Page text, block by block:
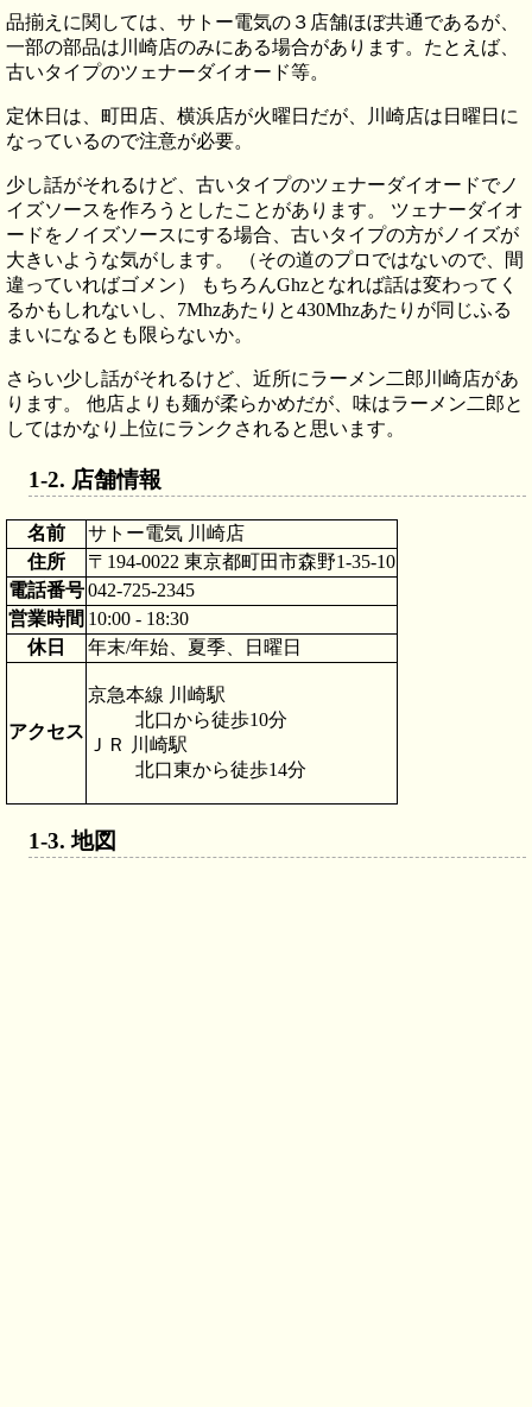
品揃えに関しては、サトー電気の３店舗ほぼ共通であるが、
一部の部品は川崎店のみにある場合があります。たとえば、
古いタイプのツェナーダイオード等。
定休日は、町田店、横浜店が火曜日だが、川崎店は日曜日に
なっているので注意が必要。
少し話がそれるけど、古いタイプのツェナーダイオードでノ
イズソースを作ろうとしたことがあります。 ツェナーダイオ
ードをノイズソースにする場合、古いタイプの方がノイズが
大きいような気がします。 （その道のプロではないので、間
違っていればゴメン） もちろんGhzとなれば話は変わってく
るかもしれないし、7Mhzあたりと430Mhzあたりが同じふる
まいになるとも限らないか。
さらい少し話がそれるけど、近所にラーメン二郎川崎店があ
ります。 他店よりも麺が柔らかめだが、味はラーメン二郎と
してはかなり上位にランクされると思います。
店舗情報
名前
サトー電気 川崎店
住所
〒194-0022 東京都町田市森野1-35-10
電話番号042-725-2345
営業時間 10:00 - 18:30
休日
年末/年始、夏季、日曜日
アクセス
京急本線 川崎駅
北口から徒歩10分
ＪＲ 川崎駅
北口東から徒歩14分
地図